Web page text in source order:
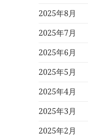
2025年8月
2025年7月
2025年6月
2025年5月
2025年4月
2025年3月
2025年2月